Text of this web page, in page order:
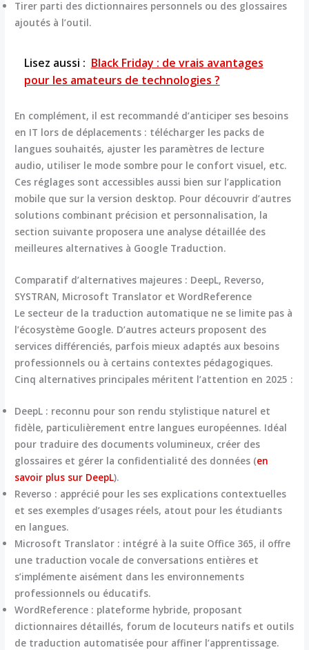
Tirer parti des dictionnaires personnels ou des glossaires
ajoutés à l’outil.
Lisez aussi : Black Friday : de vrais avantages
pour les amateurs de technologies ?
En complément, il est recommandé d’anticiper ses besoins
en IT lors de déplacements : télécharger les packs de
langues souhaités, ajuster les paramètres de lecture
audio, utiliser le mode sombre pour le confort visuel, etc.
Ces réglages sont accessibles aussi bien sur l’application
mobile que sur la version desktop. Pour découvrir d’autres
solutions combinant précision et personnalisation, la
section suivante proposera une analyse détaillée des
meilleures alternatives à Google Traduction.
Comparatif d’alternatives majeures : DeepL, Reverso,
SYSTRAN, Microsoft Translator et WordReference
Le secteur de la traduction automatique ne se limite pas à
l’écosystème Google. D’autres acteurs proposent des
services différenciés, parfois mieux adaptés aux besoins
professionnels ou à certains contextes pédagogiques.
Cinq alternatives principales méritent l’attention en 2025 :
DeepL : reconnu pour son rendu stylistique naturel et
fidèle, particulièrement entre langues européennes. Idéal
pour traduire des documents volumineux, créer des
glossaires et gérer la confidentialité des données (en
savoir plus sur DeepL).
Reverso : apprécié pour les ses explications contextuelles
et ses exemples d’usages réels, atout pour les étudiants
en langues.
Microsoft Translator : intégré à la suite Office 365, il offre
une traduction vocale de conversations entières et
s’implémente aisément dans les environnements
professionnels ou éducatifs.
WordReference : plateforme hybride, proposant
dictionnaires détaillés, forum de locuteurs natifs et outils
de traduction automatisée pour affiner l’apprentissage.